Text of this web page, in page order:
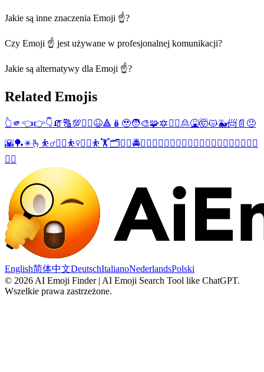
Jakie są inne znaczenia Emoji ☝️?
Czy Emoji ☝️ jest używane w profesjonalnej komunikacji?
Jakie są alternatywy dla Emoji ☝️?
Related Emojis
👆🫵 👈👉👇🧯🔠💯🙎‍♂️😆🔺 🪆 🥹🧑‍🎨🧩🔯 🙎‍♀️🙎🤮🤯😾🐳📨 📄 😞
🌇🏓✴️🫰 ⛹️‍♂️🏋️‍♂️⛹️‍♀️🏋️‍♀️⛹️🏋️🗂️👭 👬🚔🔡 🔤 💁‍♂️ 🙋‍♂️ 💆‍♂️ 💇‍♂️ 🚣‍♂️ 🚵‍♂️ 🤾‍♂️ 🎴 😝 🤽‍♂️
🚮 🔻
English简体中文DeutschItalianoNederlandsPolski
© 2026 AI Emoji Finder | AI Emoji Search Tool like ChatGPT.
Wszelkie prawa zastrzeżone.